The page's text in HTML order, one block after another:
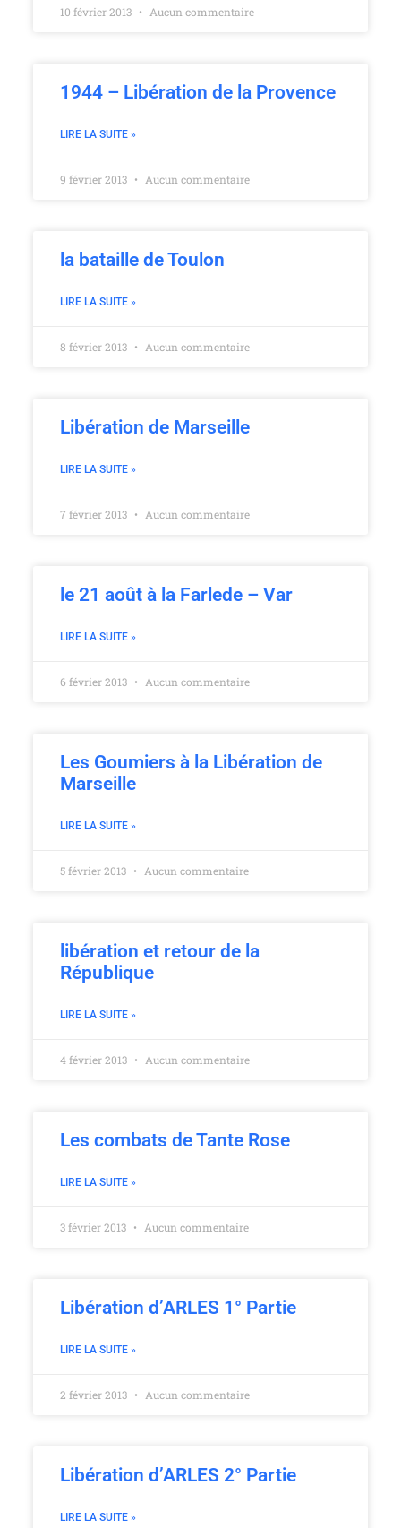
10 février 2013 Aucun commentaire
1944 – Libération de la Provence
LIRE LA SUITE »
9 février 2013 Aucun commentaire
la bataille de Toulon
LIRE LA SUITE »
8 février 2013 Aucun commentaire
Libération de Marseille
LIRE LA SUITE »
7 février 2013 Aucun commentaire
le 21 août à la Farlede – Var
LIRE LA SUITE »
6 février 2013 Aucun commentaire
Les Goumiers à la Libération de
Marseille
LIRE LA SUITE »
5 février 2013 Aucun commentaire
libération et retour de la
République
LIRE LA SUITE »
4 février 2013 Aucun commentaire
Les combats de Tante Rose
LIRE LA SUITE »
3 février 2013 Aucun commentaire
Libération d’ARLES 1° Partie
LIRE LA SUITE »
2 février 2013 Aucun commentaire
Libération d’ARLES 2° Partie
LIRE LA SUITE »